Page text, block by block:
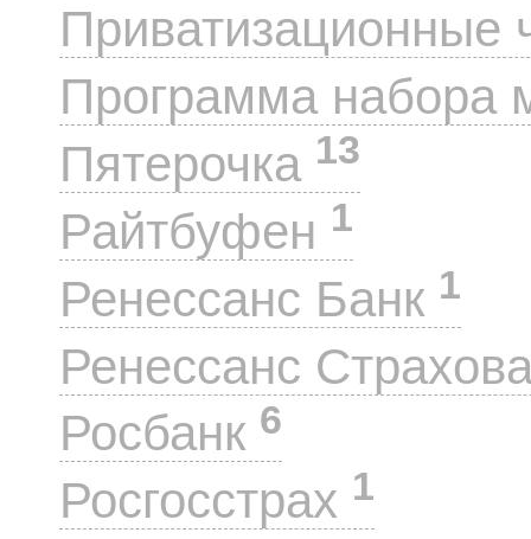
Приватизационные
Программа набора
Пятерочка 13
Райтбуфен 1
Ренессанс Банк 1
Ренессанс
Росбанк 6
Росгосстрах 1